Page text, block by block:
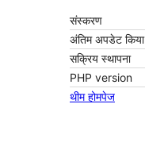
संस्करण
अंतिम अपडेट किया
सक्रिय स्थापना
PHP version
थीम होमपेज